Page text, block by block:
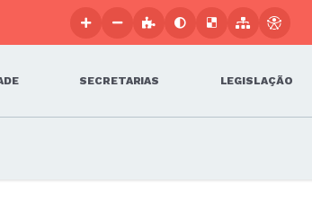
SECRETARIAS LEGISLAÇÃO